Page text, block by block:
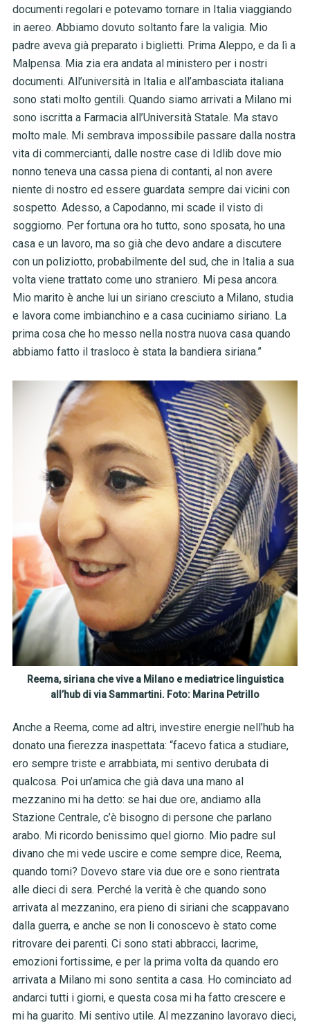
documenti regolari e potevamo tornare in Italia viaggiando
in aereo. Abbiamo dovuto soltanto fare la valigia. Mio
padre aveva già preparato i biglietti. Prima Aleppo, e da lì a
Malpensa. Mia zia era andata al ministero per i nostri
documenti. All’università in Italia e all’ambasciata italiana
sono stati molto gentili. Quando siamo arrivati a Milano mi
sono iscritta a Farmacia all’Università Statale. Ma stavo
molto male. Mi sembrava impossibile passare dalla nostra
vita di commercianti, dalle nostre case di Idlib dove mio
nonno teneva una cassa piena di contanti, al non avere
niente di nostro ed essere guardata sempre dai vicini con
sospetto. Adesso, a Capodanno, mi scade il visto di
soggiorno. Per fortuna ora ho tutto, sono sposata, ho una
casa e un lavoro, ma so già che devo andare a discutere
con un poliziotto, probabilmente del sud, che in Italia a sua
volta viene trattato come uno straniero. Mi pesa ancora.
Mio marito è anche lui un siriano cresciuto a Milano, studia
e lavora come imbianchino e a casa cuciniamo siriano. La
prima cosa che ho messo nella nostra nuova casa quando
abbiamo fatto il trasloco è stata la bandiera siriana.”
Reema, siriana che vive a Milano e mediatrice linguistica
all’hub di via Sammartini. Foto: Marina Petrillo
Anche a Reema, come ad altri, investire energie nell’hub ha
donato una fierezza inaspettata: “facevo fatica a studiare,
ero sempre triste e arrabbiata, mi sentivo derubata di
qualcosa. Poi un’amica che già dava una mano al
mezzanino mi ha detto: se hai due ore, andiamo alla
Stazione Centrale, c’è bisogno di persone che parlano
arabo. Mi ricordo benissimo quel giorno. Mio padre sul
divano che mi vede uscire e come sempre dice, Reema,
quando torni? Dovevo stare via due ore e sono rientrata
alle dieci di sera. Perché la verità è che quando sono
arrivata al mezzanino, era pieno di siriani che scappavano
dalla guerra, e anche se non li conoscevo è stato come
ritrovare dei parenti. Ci sono stati abbracci, lacrime,
emozioni fortissime, e per la prima volta da quando ero
arrivata a Milano mi sono sentita a casa. Ho cominciato ad
andarci tutti i giorni, e questa cosa mi ha fatto crescere e
mi ha guarito. Mi sentivo utile. Al mezzanino lavoravo dieci,